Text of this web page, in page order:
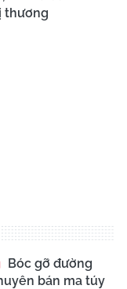
thương
Bóc gỡ đường
bán ma túy